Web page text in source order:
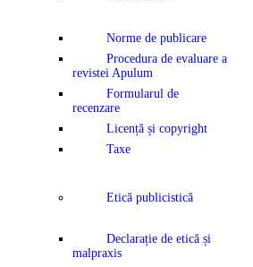
Norme de publicare
Procedura de evaluare a
revistei Apulum
Formularul de
recenzare
Licență și copyright
Taxe
Etică publicistică
Declarație de etică și
malpraxis